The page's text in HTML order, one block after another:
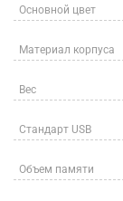
Основной цвет
Материал корпуса
Вес
Стандарт USB
Объем памяти